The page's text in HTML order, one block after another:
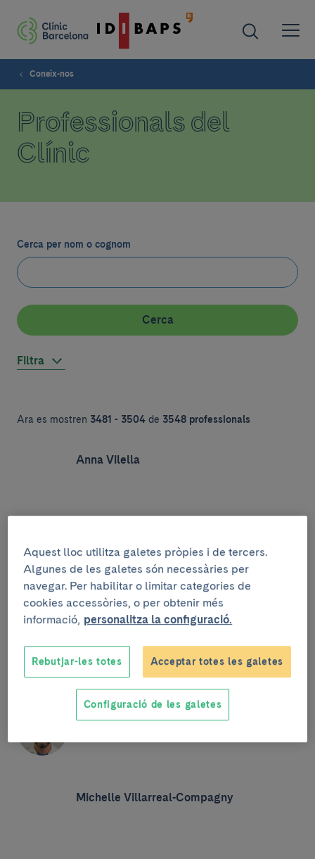
Coneix-nos
Professionals del
Clínic
Cerca per nom o cognom
Cerca
Filtra
Ara es mostren 3481 - 3504 de 3548 professionals
Anna Vilella
Neus Villamor
José Luis Villanueva-Cañas
Michelle Villarreal-Compagny
Aquest lloc utilitza galetes pròpies i de tercers.
Algunes de les galetes són necessàries per
navegar. Per habilitar o limitar categories de
cookies accessòries, o per obtenir més
informació, personalitza la configuració.
Rebutjar-les totes Acceptar totes les galetes
Configuració de les galetes